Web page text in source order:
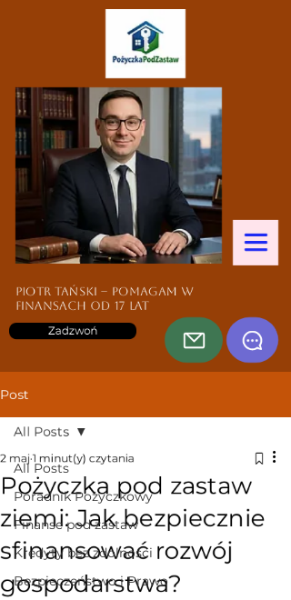
Zadzwoń
Piotr Tański – pomagam w
finansach od 17 lat
Post
All Posts
Poradnik Pożyczkowy
Finanse pod zastaw
Kredyty bez zdolności
Bezpieczeństwo i Prawo
All Posts
Pożyczka pod zastaw
ziemi: Jak bezpiecznie
sfinansować rozwój
gospodarstwa?
2 maj 1 minut(y) czytania